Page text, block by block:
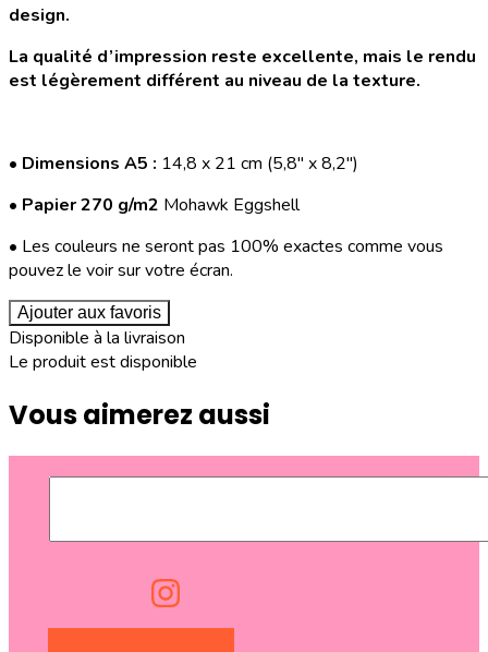
design.
La qualité d’impression reste excellente, mais le rendu
est légèrement différent au niveau de la texture.
• Dimensions A5 : 14,8 x 21 cm (5,8" x 8,2")
• Papier 270 g/m2 Mohawk Eggshell
• Les couleurs ne seront pas 100% exactes comme vous
pouvez le voir sur votre écran.
Ajouter aux favoris
Disponible à la livraison
Le produit est disponible
Vous aimerez aussi